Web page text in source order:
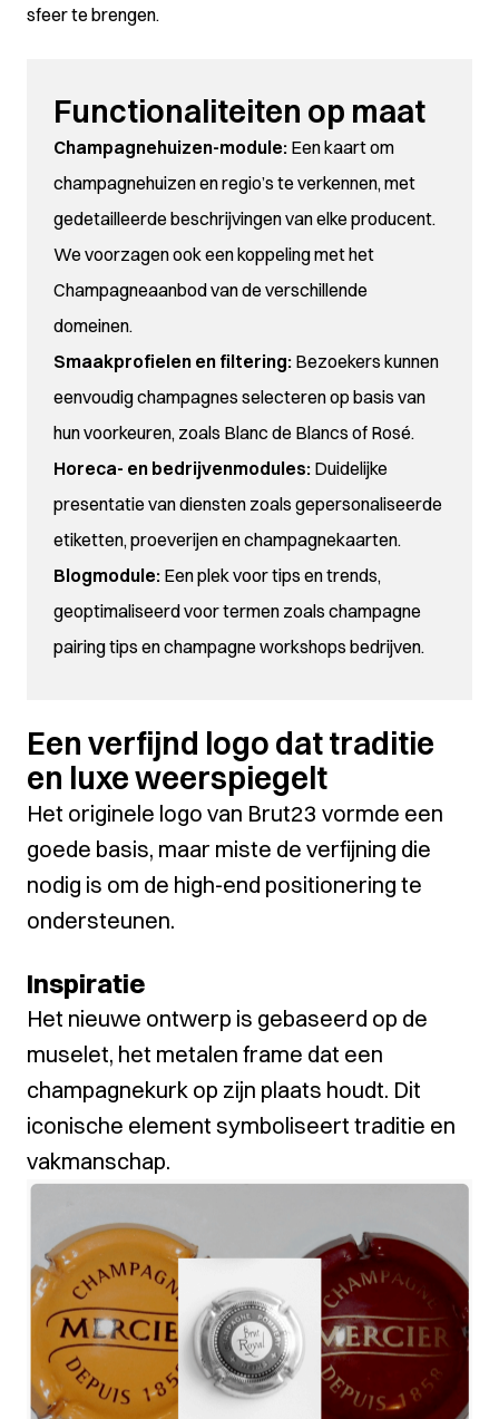
sfeer te brengen.
Functionaliteiten op maat
Champagnehuizen-module: Een kaart om
champagnehuizen en regio’s te verkennen, met
gedetailleerde beschrijvingen van elke producent.
We voorzagen ook een koppeling met het
Champagneaanbod van de verschillende
domeinen.
Smaakprofielen en filtering: Bezoekers kunnen
eenvoudig champagnes selecteren op basis van
hun voorkeuren, zoals Blanc de Blancs of Rosé.
Horeca- en bedrijvenmodules: Duidelijke
presentatie van diensten zoals gepersonaliseerde
etiketten, proeverijen en champagnekaarten.
Blogmodule: Een plek voor tips en trends,
geoptimaliseerd voor termen zoals champagne
pairing tips enchampagne workshops bedrijven.
Een verfijnd logo dat traditie
en luxe weerspiegelt
Het originele logo van Brut23 vormde een
goede basis, maar miste de verfijning die
nodig is om de high-end positionering te
ondersteunen.
Inspiratie
Het nieuwe ontwerp is gebaseerd op de
muselet, het metalen frame dat een
champagnekurk op zijn plaats houdt. Dit
iconische element symboliseert traditie en
vakmanschap.